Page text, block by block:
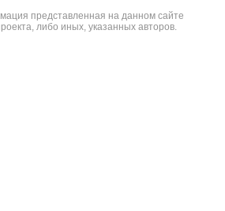
представленная на данном сайте
либо иных, указанных авторов.